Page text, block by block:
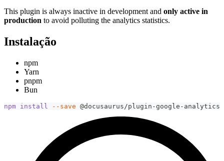
This plugin is always inactive in development and only active in
production to avoid polluting the analytics statistics.
Instalação
npm
Yarn
pnpm
Bun
npm install --save @docusaurus/plugin-google-analytics